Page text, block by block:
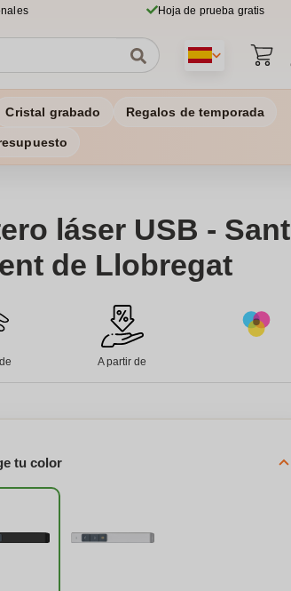
Hoja de prueba gratis
Cristal grabado Regalos de temporada
láser USB - Sant
de Llobregat
A partir de
tu color